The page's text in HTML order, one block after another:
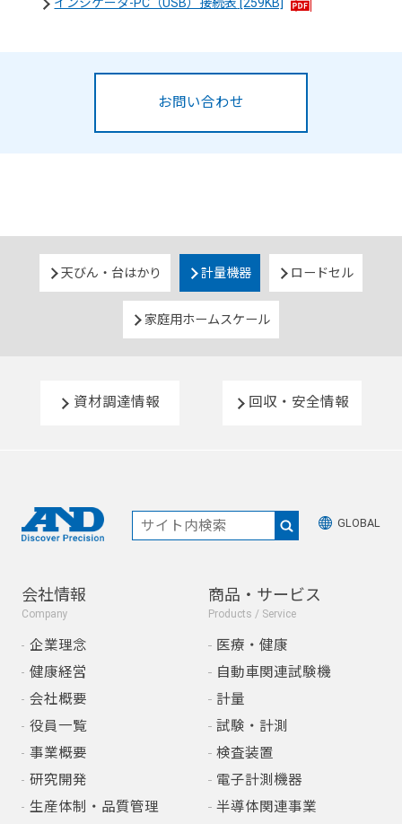
インジケータ-PC（USB）接続表 [259KB]
お問い合わせ
天びん・台はかり 計量機器 ロードセル
家庭用ホームスケール
資材調達情報 回収・安全情報
GLOBAL
会社情報
Company
企業理念
健康経営
会社概要
役員一覧
事業概要
研究開発
生産体制・品質管理
商品・サービス
Products / Service
医療・健康
自動車関連試験機
計量
試験・計測
検査装置
電子計測機器
半導体関連事業